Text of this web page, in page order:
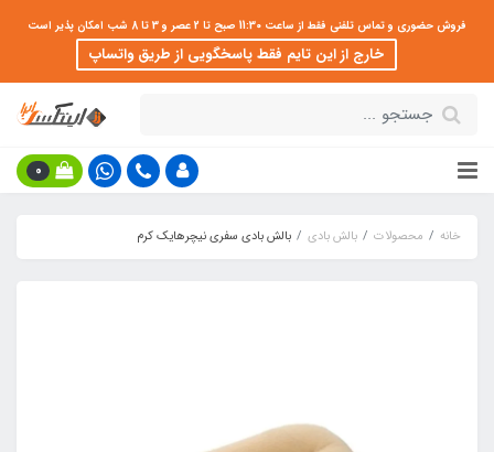
فروش حضوری و تماس تلفنی فقط از ساعت 11:30 صبح تا 2 عصر و 3 تا 8 شب امکان پذیر است
خارج از این تایم فقط پاسخگویی از طریق واتساپ
0
خانه محصولات بالش بادی بالش بادی سفری نیچرهایک کرم